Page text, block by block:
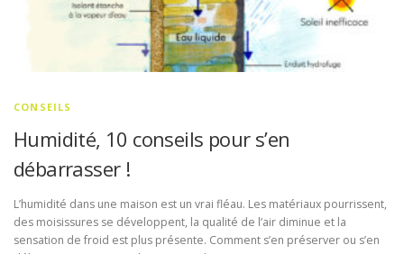
CONSEILS
Humidité, 10 conseils pour s’en
débarrasser !
L’humidité dans une maison est un vrai fléau. Les matériaux pourrissent,
des moisissures se développent, la qualité de l’air diminue et la
sensation de froid est plus présente. Comment s’en préserver ou s’en